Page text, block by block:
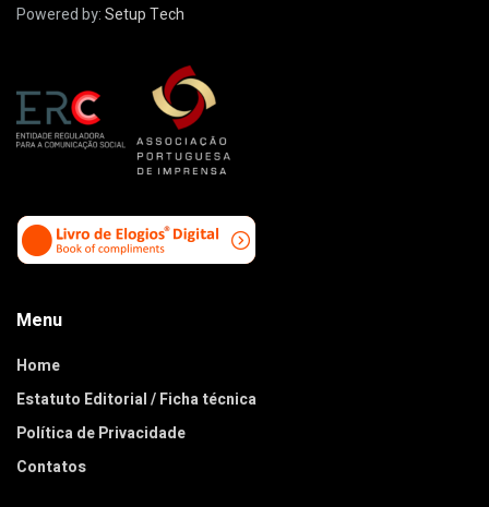
Powered by:Setup Tech
Menu
Home
Estatuto Editorial / Ficha técnica
Política de Privacidade
Contatos